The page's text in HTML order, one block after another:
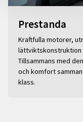
Prestanda
Kraftfulla motorer,
lättviktskonstruktion
Tillsammans med
och komfort
klass.